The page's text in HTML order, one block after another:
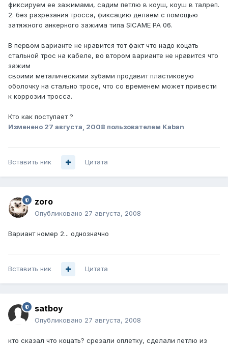
фиксируем ее зажимами, садим петлю в коуш, коуш в талреп.
2. без разрезания тросса, фиксацию делаем с помощью
затяжного анкерного зажима типа SICAME PA 06.
В первом варианте не нравится тот факт что надо коцать
стальной трос на кабеле, во втором варианте не нравится что
зажим
своими металическими зубами продавит пластиковую
оболочку на стально тросе, что со временем может привести
к коррозии тросса.
Кто как поступает ?
Изменено 27 августа, 2008 пользователем Kaban
Вставить ник Цитата
zoro
Опубликовано 27 августа, 2008
Вариант номер 2... однозначно
Вставить ник Цитата
satboy
Опубликовано 27 августа, 2008
кто сказал что коцать? срезали оплетку, сделали петлю из